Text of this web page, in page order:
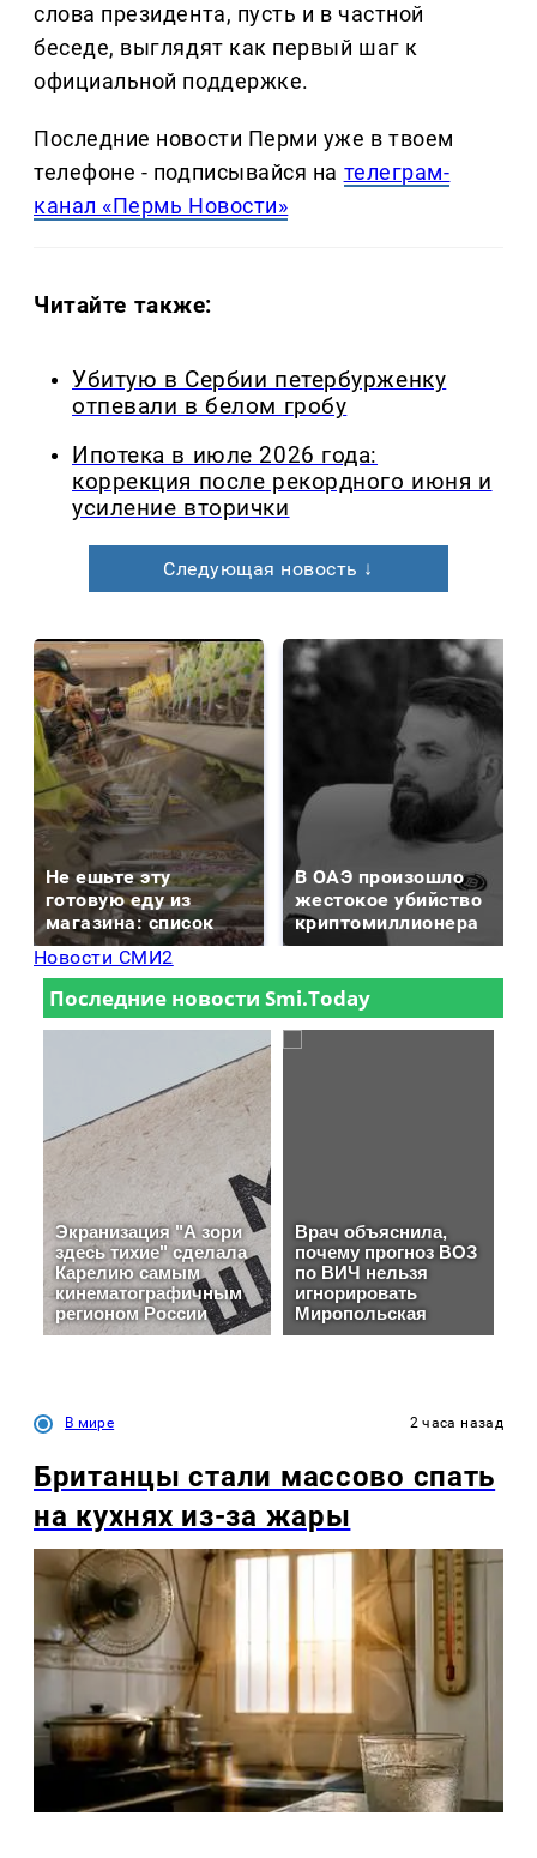
слова президента, пусть и в частной
беседе, выглядят как первый шаг к
официальной поддержке.
Последние новости Перми уже в твоем
телефоне - подписывайся на телеграм-
канал «Пермь Новости»
Читайте также:
Убитую в Сербии петербурженку
отпевали в белом гробу
Ипотека в июле 2026 года:
коррекция после рекордного июня и
усиление вторички
Следующая новость ↓
Не ешьте эту
готовую еду из
магазина: список
В ОАЭ произошло
жестокое убийство
криптомиллионера
Новости СМИ2
В мире 2 часа назад
Британцы стали массово спать
на кухнях из-за жары